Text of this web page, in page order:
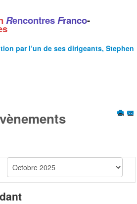
RencontresFranco-
par l’un de ses dirigeants, Stephen